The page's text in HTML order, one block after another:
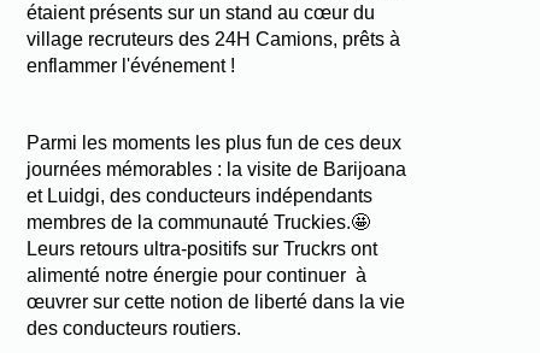
étaient présents sur un stand au cœur du
village recruteurs des 24H Camions, prêts à
enflammer l'événement !
Parmi les moments les plus fun de ces deux
journées mémorables : la visite de Barijoana
et Luidgi, des conducteurs indépendants
membres de la communauté Truckies.🤩
Leurs retours ultra-positifs sur Truckrs ont
alimenté notre énergie pour continuer à
œuvrer sur cette notion de liberté dans la vie
des conducteurs routiers.